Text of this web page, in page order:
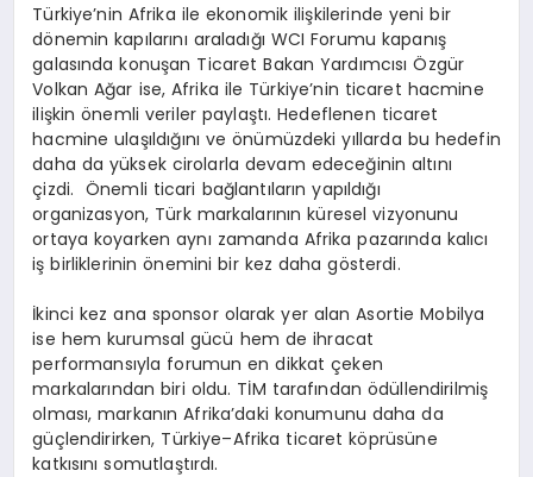
Türkiye’nin Afrika ile ekonomik ilişkilerinde yeni bir
dönemin kapılarını araladığı WCI Forumu kapanış
galasında konuşan Ticaret Bakan Yardımcısı Özgür
Volkan Ağar ise, Afrika ile Türkiye’nin ticaret hacmine
ilişkin önemli veriler paylaştı. Hedeflenen ticaret
hacmine ulaşıldığını ve önümüzdeki yıllarda bu hedefin
daha da yüksek cirolarla devam edeceğinin altını
çizdi. Önemli ticari bağlantıların yapıldığı
organizasyon, Türk markalarının küresel vizyonunu
ortaya koyarken aynı zamanda Afrika pazarında kalıcı
iş birliklerinin önemini bir kez daha gösterdi.
İkinci kez ana sponsor olarak yer alan Asortie Mobilya
ise hem kurumsal gücü hem de ihracat
performansıyla forumun en dikkat çeken
markalarından biri oldu. TİM tarafından ödüllendirilmiş
olması, markanın Afrika’daki konumunu daha da
güçlendirirken, Türkiye–Afrika ticaret köprüsüne
katkısını somutlaştırdı.